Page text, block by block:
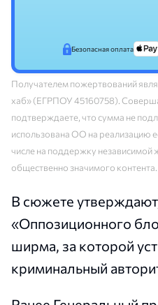
Безопасная оплата
Получателем пожертвований
хаб» (ЕГРПОУ 45160758).
подтверждаете, что сумма не
использована ОО на реализацию
числе на поддержку независимой
общественно значимого контента.
В сюжете
«Оппозиционного
ширма, за которой
криминальный